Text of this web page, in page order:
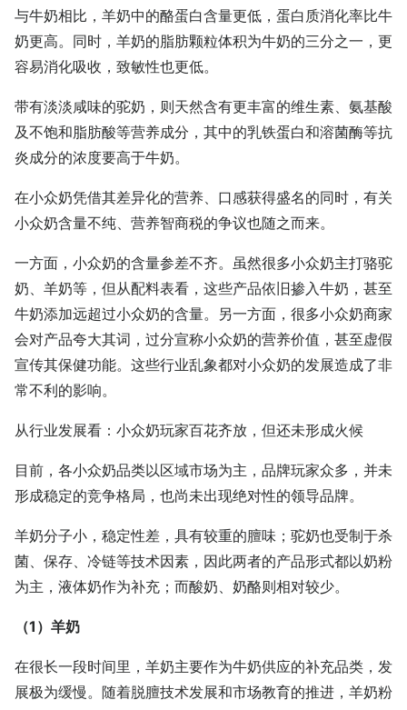
与牛奶相比，羊奶中的酪蛋白含量更低，蛋白质消化率比牛
奶更高。同时，羊奶的脂肪颗粒体积为牛奶的三分之一，更
容易消化吸收，致敏性也更低。
带有淡淡咸味的驼奶，则天然含有更丰富的维生素、氨基酸
及不饱和脂肪酸等营养成分，其中的乳铁蛋白和溶菌酶等抗
炎成分的浓度要高于牛奶。
在小众奶凭借其差异化的营养、口感获得盛名的同时，有关
小众奶含量不纯、营养智商税的争议也随之而来。
一方面，小众奶的含量参差不齐。虽然很多小众奶主打骆驼
奶、羊奶等，但从配料表看，这些产品依旧掺入牛奶，甚至
牛奶添加远超过小众奶的含量。另一方面，很多小众奶商家
会对产品夸大其词，过分宣称小众奶的营养价值，甚至虚假
宣传其保健功能。这些行业乱象都对小众奶的发展造成了非
常不利的影响。
从行业发展看：小众奶玩家百花齐放，但还未形成火候
目前，各小众奶品类以区域市场为主，品牌玩家众多，并未
形成稳定的竞争格局，也尚未出现绝对性的领导品牌。
羊奶分子小，稳定性差，具有较重的膻味；驼奶也受制于杀
菌、保存、冷链等技术因素，因此两者的产品形式都以奶粉
为主，液体奶作为补充；而酸奶、奶酪则相对较少。
（1）羊奶
在很长一段时间里，羊奶主要作为牛奶供应的补充品类，发
展极为缓慢。随着脱膻技术发展和市场教育的推进，羊奶粉